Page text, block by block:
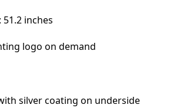
inches
logo on demand
silver coating on underside